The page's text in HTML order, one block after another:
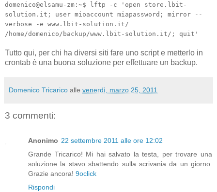
domenico@elsamu-zm:~$ lftp -c 'open store.lbit-
solution.it; user mioaccount miapassword; mirror --
verbose -e www.lbit-solution.it/
/home/domenico/backup/www.lbit-solution.it/; quit'
Tutto qui, per chi ha diversi siti fare uno script e metterlo in
crontab è una buona soluzione per effettuare un backup.
Domenico Tricarico alle venerdì, marzo 25, 2011
3 commenti:
Anonimo 22 settembre 2011 alle ore 12:02
Grande Tricarico! Mi hai salvato la testa, per trovare una
soluzione la stavo sbattendo sulla scrivania da un giorno.
Grazie ancora! 9oclick
Rispondi